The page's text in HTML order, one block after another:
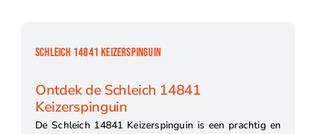
SCHLEICH 14841 KEIZERSPINGUIN
Ontdek de Schleich 14841
Keizerspinguin
De Schleich 14841 Keizerspinguin is een prachtig en